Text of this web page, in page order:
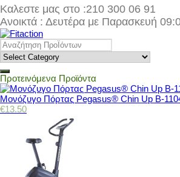
Καλεστε μας στο :210 300 06 91
Ανοικτά : Δευτέρα με Παρασκευή
Προτεινόμενα Προϊόντα
Μονόζυγο Πόρτας Pegasus® Chin Up Β-
€13.50